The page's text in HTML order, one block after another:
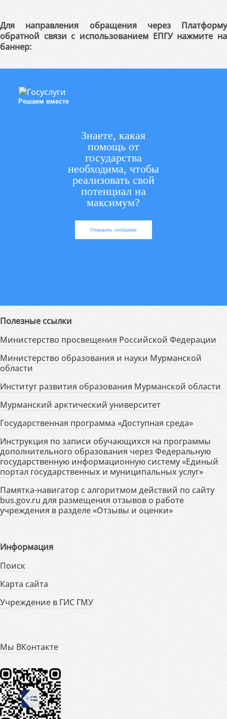
Для направления обращения через Платформу
обратной связи с использованием ЕПГУ нажмите на
баннер:
Решаем вместе
Знаете, какая
помощь от
государства
необходима, чтобы
реализовать свой
потенциал на
максимум?
Отправить сообщение
Полезные ссылки
Министерство просвещения Российской Федерации
Министерство образования и науки Мурманской
области
Институт развития образования Мурманской области
Мурманский арктический университет
Государственная программа «Доступная среда»
Инструкция по записи обучающихся на программы
дополнительного образования через Федеральную
государственную информационную систему «Единый
портал государственных и муниципальных услуг»
Памятка-навигатор с алгоритмом действий по сайту
bus.gov.ru для размещения отзывов о работе
учреждения в разделе «Отзывы и оценки»
Информация
Поиск
Карта сайта
Учреждение в ГИС ГМУ
Мы ВКонтакте